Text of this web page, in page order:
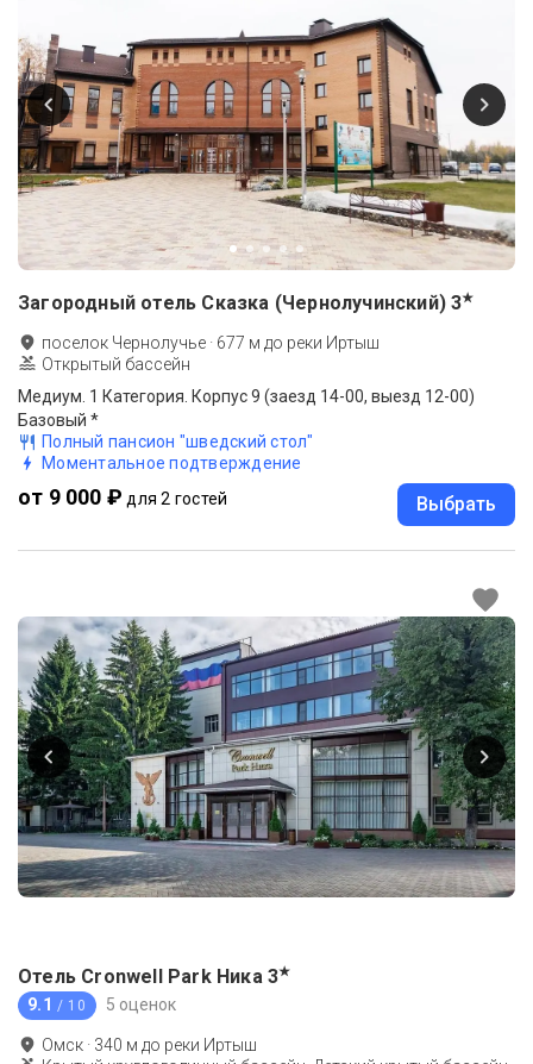
Загородный отель Сказка (Чернолучинский) 3★
поселок Чернолучье · 677 м до реки Иртыш
Открытый бассейн
Медиум. 1 Категория. Корпус 9 (заезд 14-00, выезд 12-00)
Базовый *
Полный пансион "шведский стол"
Моментальное подтверждение
от 9 000 ₽ для 2 гостей Выбрать
Отель Cronwell Park Ника 3★
9.1 / 10 5 оценок
Омск · 340 м до реки Иртыш